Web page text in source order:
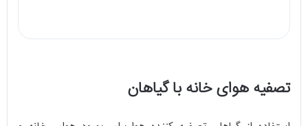
تصفیه هوای خانه با گیاهان